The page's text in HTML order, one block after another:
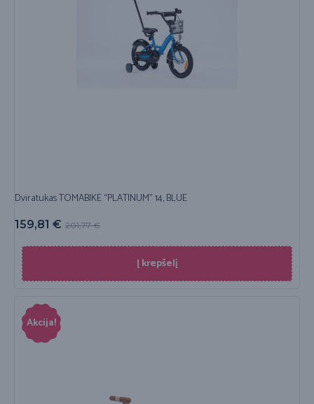
Dviratukas TOMABIKE “PLATINUM” 14, BLUE
201,77€
159,81 €
Į krepšelį
Akcija!